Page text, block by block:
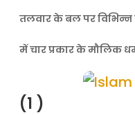
तलवार के बल पर
में चार प्रकार के मौलिक
(1 )